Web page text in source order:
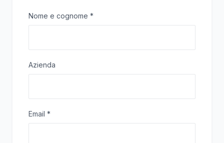
Nome e cognome *
Azienda
Email *